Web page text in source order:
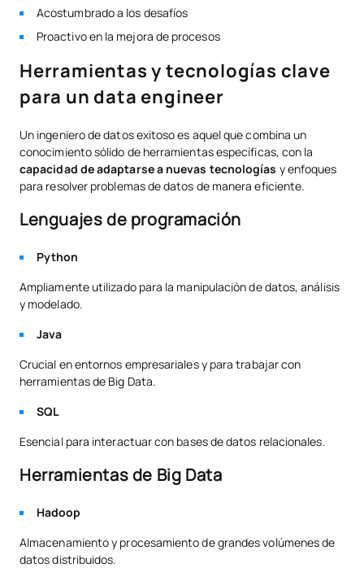
Acostumbrado a los desafíos
Proactivo en la mejora de procesos
Herramientas y tecnologías clave
para un data engineer
Un ingeniero de datos exitoso es aquel que combina un
conocimiento sólido de herramientas específicas, con la
capacidad de adaptarse a nuevas tecnologías y enfoques
para resolver problemas de datos de manera eficiente.
Lenguajes de programación
Python
Ampliamente utilizado para la manipulación de datos, análisis
y modelado.
Java
Crucial en entornos empresariales y para trabajar con
herramientas de Big Data.
SQL
Esencial para interactuar con bases de datos relacionales.
Herramientas de Big Data
Hadoop
Almacenamiento y procesamiento de grandes volúmenes de
datos distribuidos.